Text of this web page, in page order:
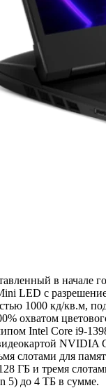
в начале
LED с
1000 кд/кв.м,
охватом
Intel Core i9-
NVIDIA
слотами для
ГБ и тремя
5) до 4 ТБ в сумме.